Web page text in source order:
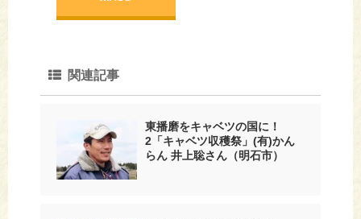
関連記事
東播磨をキャベツの国に！
2「キャベツ収穫祭」(有)かん
らん 井上聡さん（明石市）